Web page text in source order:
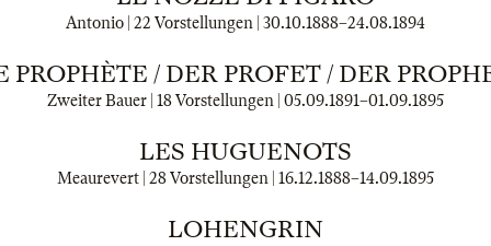
Antonio | 22 Vorstellungen | 30.10.1888–24.08.1894
PROPHÈTE / DER PROFET / DER
Zweiter Bauer | 18 Vorstellungen | 05.09.1891–01.09.1895
LES HUGUENOTS
Meaurevert | 28 Vorstellungen | 16.12.1888–14.09.1895
LOHENGRIN